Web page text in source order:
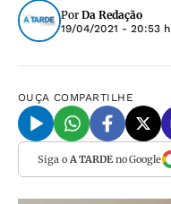
Por Da Redação
19/04/2021 - 20:53 h
OUÇA COMPARTILHE
Siga o A TARDEno Google